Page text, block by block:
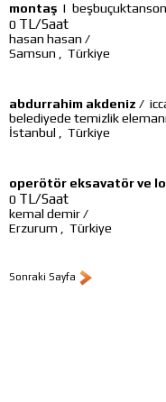
montaş |
0 TL/Saat
hasan hasan /
Samsun
Türkiye
abdurrahim akdeniz /
belediyede temizlik
İstanbul
Türkiye
operötör eksavatör ve
0 TL/Saat
kemal demir/
Erzurum
Türkiye
Sonraki Sayfa